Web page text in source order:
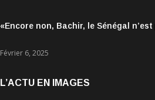
«Encore non, Bachir, le Sénégal
Février 6, 2025
L’ACTU EN IMAGES